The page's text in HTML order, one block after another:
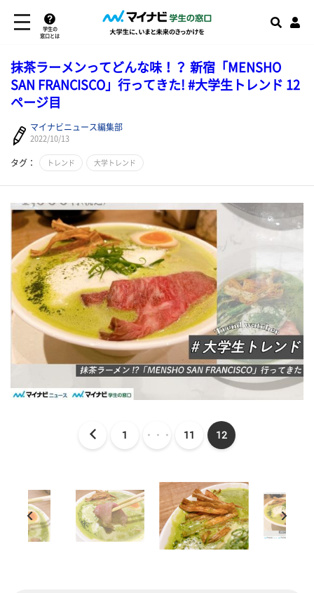
学生の
窓口とは
抹茶ラーメンってどんな味！？ 新宿「MENSHO
SAN FRANCISCO」行ってきた! #大学生トレンド 12
ページ目
マイナビニュース編集部
2022/10/13
タグ： トレンド 大学トレンド
1 ・・・ 11 12